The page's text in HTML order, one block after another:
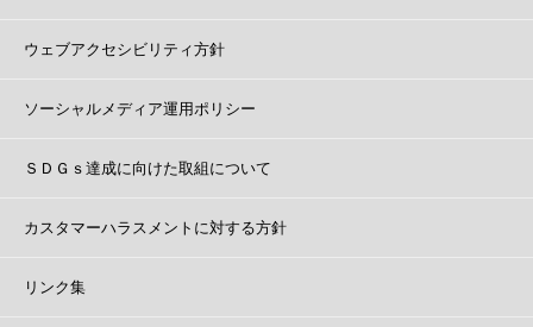
ウェブアクセシビリティ方針
ソーシャルメディア運用ポリシー
ＳＤＧｓ達成に向けた取組について
カスタマーハラスメントに対する方針
リンク集